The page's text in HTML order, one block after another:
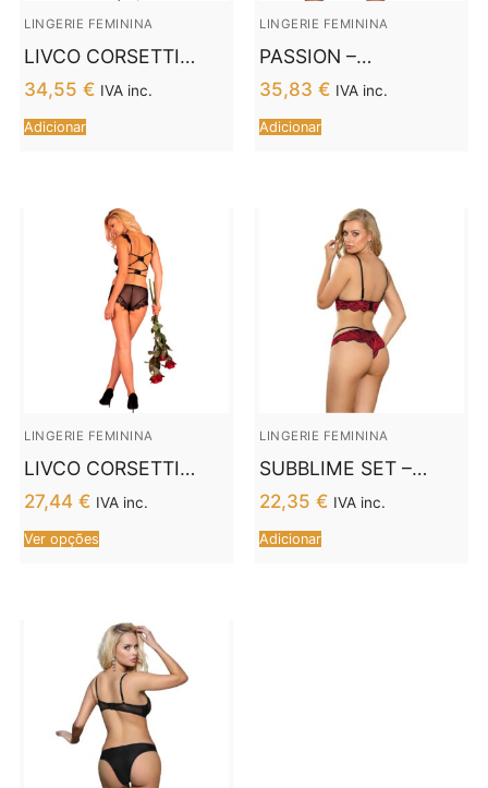
LINGERIE FEMININA
LIVCO CORSETTI
FASHION – HONIRA
LC 90729 BRA +
CALA PRETA
34,55 € IVA inc.
Adicionar
LINGERIE FEMININA
PASSION –
CONJUNTO WOMAN
MIRAJANE S/M
35,83 € IVA inc.
Adicionar
LINGERIE FEMININA
LIVCO CORSETTI
FASHION –
PALMENOM LC 90614
BRA + CALA PRETA
27,44 € IVA inc.
Ver opções
LINGERIE FEMININA
SUBBLIME SET –
CONJUNTO DUAS
PEÇAS TOP E CALÇA
S/M
22,35 € IVA inc.
Adicionar